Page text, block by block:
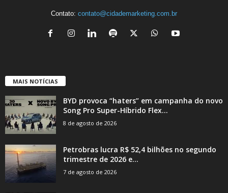
Contato: contato@cidademarketing.com.br
MAIS NOTÍCIAS
BYD provoca “haters” em campanha do novo
Song Pro Super-Híbrido Flex...
8 de agosto de 2026
Petrobras lucra R$ 52,4 bilhões no segundo
trimestre de 2026 e...
7 de agosto de 2026